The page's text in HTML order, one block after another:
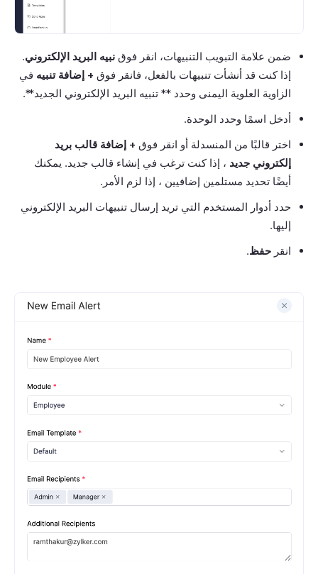
ضمن علامة التبويب التنبيهات، انقر فوق نبيه البريد الإلكتروني.
إذا كنت قد أنشأت تنبيهات بالفعل، فانقر فوق + إضافة تنبيه في
الزاوية العلوية اليمنى وحدد ** تنبيه البريد الإلكتروني الجديد**.
أدخل اسمًا وحدد الوحدة.
اختر قالبًا من المنسدلة أو انقر فوق + إضافة قالب بريد
إلكتروني جديد ، إذا كنت ترغب في إنشاء قالب جديد. يمكنك
أيضًا تحديد مستلمين إضافيين ، إذا لزم الأمر.
حدد أدوار المستخدم التي تريد إرسال تنبيهات البريد الإلكتروني
إليها.
انقر حفظ.